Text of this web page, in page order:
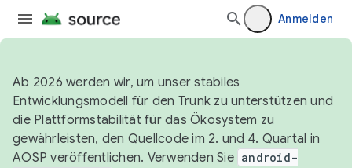
Anmelden
Ab 2026 werden wir, um unser stabiles
Entwicklungsmodell für den Trunk zu unterstützen und
die Plattformstabilität für das Ökosystem zu
gewährleisten, den Quellcode im 2. und 4. Quartal in
AOSP veröffentlichen. Verwenden Sie android-